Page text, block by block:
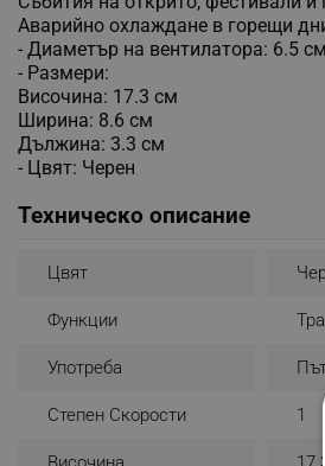
Аварийно охлаждане в горещи
- Диаметър на вентилатора: 6.5 см
- Размери:
Височина: 17.3 см
Ширина: 8.6 см
Дължина: 3.3 см
- Цвят: Черен
Техническо описание
Цвят
Функции
Употреба
Степен Скорости 1